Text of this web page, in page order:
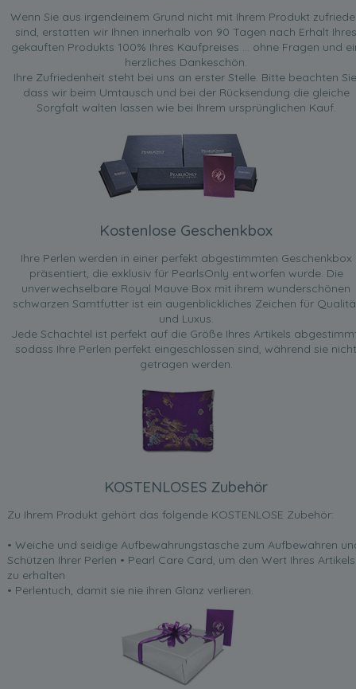
Wenn Sie aus irgendeinem Grund nicht mit Ihrem Produkt
sind, erstatten wir Ihnen innerhalb von 90 Tagen nach Erhalt Ihres
gekauften Produkts 100% Ihres Kaufpreises ... ohne Fragen und
herzliches Dankeschön.
Ihre Zufriedenheit steht bei uns an erster Stelle. Bitte beachten
dass wir beim Umtausch und bei der Rücksendung die gleiche
Sorgfalt walten lassen wie bei Ihrem ursprünglichen Kauf.
Kostenlose Geschenkbox
Ihre Perlen werden in einer perfekt abgestimmten Geschenkbox
präsentiert, die exklusiv für PearlsOnly entworfen wurde. Die
unverwechselbare Royal Mauve Box mit ihrem wunderschönen
schwarzen Samtfutter ist ein augenblickliches Zeichen für
und Luxus.
Jede Schachtel ist perfekt auf die Größe Ihres Artikels
sodass Ihre Perlen perfekt eingeschlossen sind, während sie nicht
getragen werden.
KOSTENLOSES Zubehör
Zu Ihrem Produkt gehört das folgende KOSTENLOSE Zubehör:
• Weiche und seidige Aufbewahrungstasche zum Aufbewahren
Schützen Ihrer Perlen • Pearl Care Card, um den Wert Ihres Artikels
zu erhalten
• Perlentuch, damit sie nie ihren Glanz verlieren.